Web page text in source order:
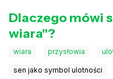
Dlaczego mówi
wiara"?
wiara przysłowia
sen jako symbol ulotności